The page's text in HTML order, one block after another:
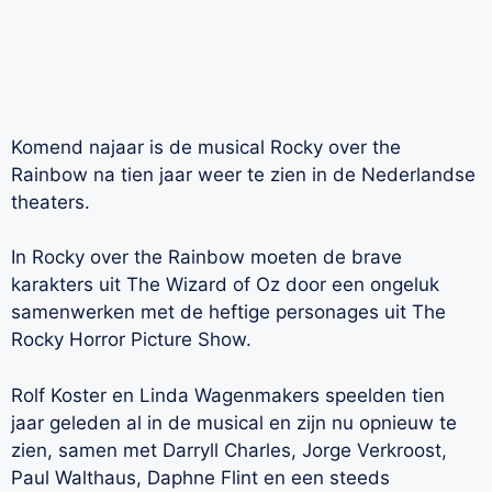
Komend najaar is de musical Rocky over the
Rainbow na tien jaar weer te zien in de Nederlandse
theaters.
In Rocky over the Rainbow moeten de brave
karakters uit The Wizard of Oz door een ongeluk
samenwerken met de heftige personages uit The
Rocky Horror Picture Show.
Rolf Koster en Linda Wagenmakers speelden tien
jaar geleden al in de musical en zijn nu opnieuw te
zien, samen met Darryll Charles, Jorge Verkroost,
Paul Walthaus, Daphne Flint en een steeds